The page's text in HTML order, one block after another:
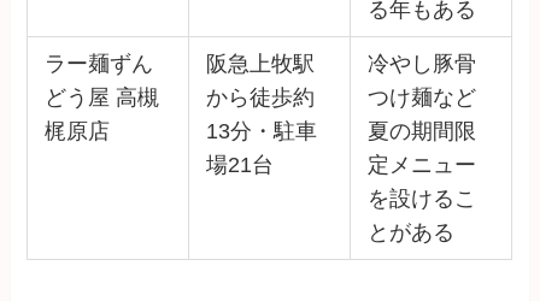
る年もある
ラー麺ずん
どう屋 高槻
梶原店
阪急上牧駅
から徒歩約
13分・駐車
場21台
冷やし豚骨
つけ麺など
夏の期間限
定メニュー
を設けるこ
とがある